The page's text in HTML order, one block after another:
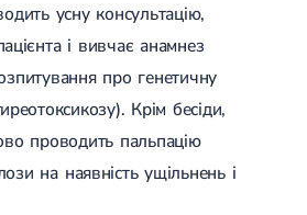
усну консультацію,
і вивчає анамнез
про генетичну
Крім бесіди,
проводить пальпацію
на наявність ущільнень і